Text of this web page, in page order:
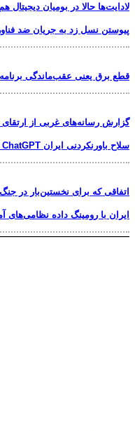
لادایت‌ها حالا در بومیان دیجیتال
پیوستن نسل زد به جریان ضد
قطع برق یعنی عقب‌ماندگی
گزارش رسانه‌های غربی از
سلاح باورنکردنی ایران ChatGPT است
اتفاقی که برای نخستین‌بار در
ایران با رومینگ داده نظامی‌های